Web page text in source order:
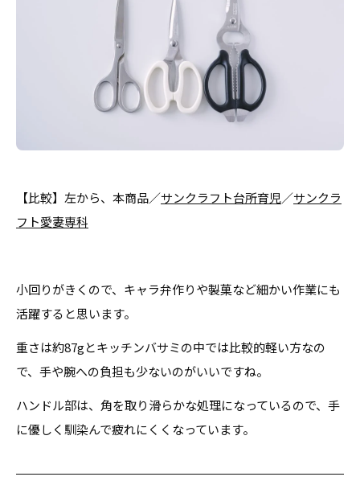
【比較】左から、本商品／サンクラフト台所育児／サンクラ
フト愛妻専科
小回りがきくので、キャラ弁作りや製菓など細かい作業にも
活躍すると思います。
重さは約87gとキッチンバサミの中では比較的軽い方なの
で、手や腕への負担も少ないのがいいですね。
ハンドル部は、角を取り滑らかな処理になっているので、手
に優しく馴染んで疲れにくくなっています。